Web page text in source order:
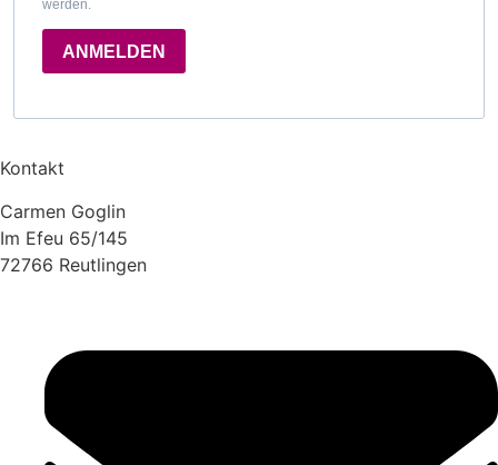
werden.
ANMELDEN
Kontakt
Carmen Goglin
Im Efeu 65/145
72766 Reutlingen